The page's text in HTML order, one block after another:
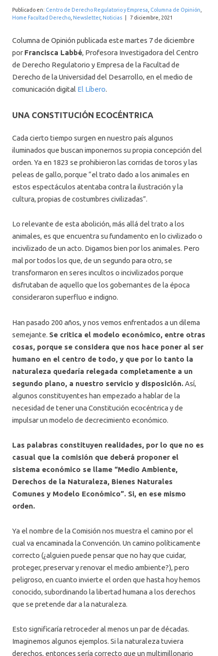
Publicado en: Centro de Derecho Regulatorio y Empresa Columna de Opinión
Home Facultad Derecho Newsletter, Noticias 7 diciembre, 2021
Columna de Opinión publicada este martes 7 de diciembre
por Francisca Labbé, Profesora Investigadora del Centro
de Derecho Regulatorio y Empresa de la Facultad de
Derecho de la Universidad del Desarrollo, en el medio de
comunicación digital El Líbero.
UNA CONSTITUCIÓN ECOCÉNTRICA
Cada cierto tiempo surgen en nuestro país algunos
iluminados que buscan imponernos su propia concepción del
orden. Ya en 1823 se prohibieron las corridas de toros y las
peleas de gallo, porque “el trato dado a los animales en
estos espectáculos atentaba contra la ilustración y la
cultura, propias de costumbres civilizadas”.
Lo relevante de esta abolición, más allá del trato a los
animales, es que encuentra su fundamento en lo civilizado o
incivilizado de un acto. Digamos bien por los animales. Pero
mal por todos los que, de un segundo para otro, se
transformaron en seres incultos o incivilizados porque
disfrutaban de aquello que los gobernantes de la época
consideraron superfluo e indigno.
Han pasado 200 años, y nos vemos enfrentados a un dilema
semejante. Se critica el modelo económico, entre otras
cosas, porque se considera que nos hace poner al ser
humano en el centro de todo, y que por lo tanto la
naturaleza quedaría relegada completamente a un
segundo plano, a nuestro servicio y disposición.Así,
algunos constituyentes han empezado a hablar de la
necesidad de tener una Constitución ecocéntrica y de
impulsar un modelo de decrecimiento económico.
Las palabras constituyen realidades, por lo que no es
casual que la comisión que deberá proponer el
sistema económico se llame “Medio Ambiente,
Derechos de la Naturaleza, Bienes Naturales
Comunes y Modelo Económico”. Si, en ese mismo
orden.
Ya el nombre de la Comisión nos muestra el camino por el
cual va encaminada la Convención. Un camino políticamente
correcto (¿alguien puede pensar que no hay que cuidar,
proteger, preservar y renovar el medio ambiente?), pero
peligroso, en cuanto invierte el orden que hasta hoy hemos
conocido, subordinando la libertad humana a los derechos
que se pretende dar a la naturaleza.
Esto significaría retroceder al menos un par de décadas.
Imaginemos algunos ejemplos. Si la naturaleza tuviera
derechos, entonces sería correcto que un multimillonario